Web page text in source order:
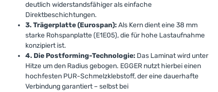
deutlich widerstandsfähiger als einfache
Direktbeschichtungen.
3. Trägerplatte (Eurospan):Als Kern dient eine 38 mm
starke Rohspanplatte (E1E05), die für hohe Lastaufnahme
konzipiert ist.
4. Die Postforming-Technologie: Das Laminat wird unter
Hitze um den Radius gebogen. EGGER nutzt hierbei einen
hochfesten PUR-Schmelzklebstoff, der eine dauerhafte
Verbindung garantiert – selbst bei